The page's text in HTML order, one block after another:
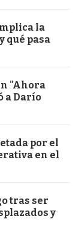
la
qué pasa
"Ahora
a Darío
por el
en el
tras ser
y